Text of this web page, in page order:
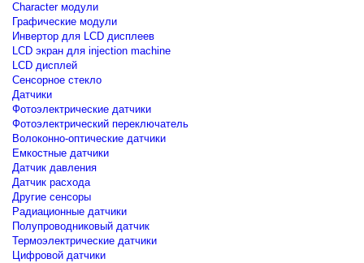
Сharacter модули
Графические модули
Инвертор для LCD дисплеев
LCD экран для injection machine
LCD дисплей
Сенсорное стекло
Датчики
Фотоэлектрические датчики
Фотоэлектрический переключатель
Волоконно-оптические датчики
Емкостные датчики
Датчик давления
Датчик расхода
Другие сенсоры
Радиационные датчики
Полупроводниковый датчик
Термоэлектрические датчики
Цифровой датчики